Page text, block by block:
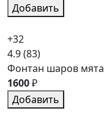
Добавить
+32
4.9(83)
Фонтан шаров мята
1600₽
Добавить